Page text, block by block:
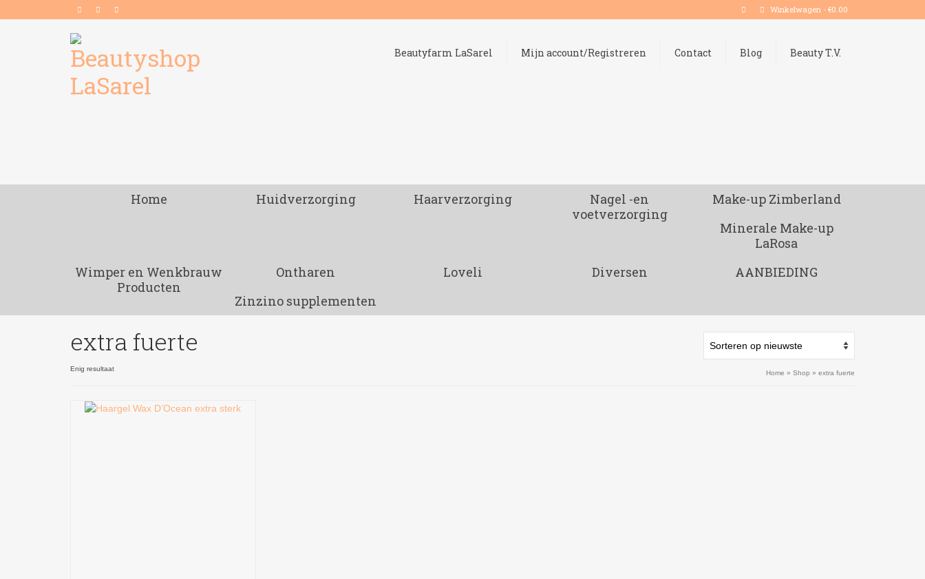
Winkelwagen - €0.00
Beautyfarm LaSarel Mijn account/Registreren Contact Blog Beauty T.V.
Home Huidverzorging Haarverzorging
Nagel -en
voetverzorging
Make-up Zimberland
Minerale Make-up
LaRosa
Wimper en Wenkbrauw
Producten
Ontharen Loveli Diversen
AANBIEDING
Zinzino supplementen
extra fuerte
Enig resultaat
Home » Shop » extra fuerte